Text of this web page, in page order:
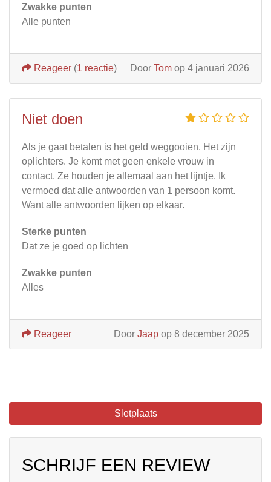
Zwakke punten
Alle punten
Door Tom op 4 januari 2026
Reageer (1 reactie)
Niet doen
Als je gaat betalen is het geld weggooien. Het zijn
oplichters. Je komt met geen enkele vrouw in
contact. Ze houden je allemaal aan het lijntje. Ik
vermoed dat alle antwoorden van 1 persoon komt.
Want alle antwoorden lijken op elkaar.
Sterke punten
Dat ze je goed op lichten
Zwakke punten
Alles
Door Jaap op 8 december 2025
Reageer
Sletplaats
SCHRIJF EEN REVIEW